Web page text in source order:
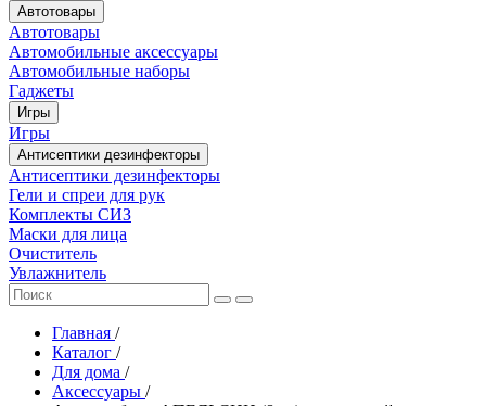
Автотовары
Автотовары
Автомобильные аксессуары
Автомобильные наборы
Гаджеты
Игры
Игры
Антисептики дезинфекторы
Антисептики дезинфекторы
Гели и спреи для рук
Комплекты СИЗ
Маски для лица
Очиститель
Увлажнитель
Главная /
Каталог /
Для дома /
Аксессуары /